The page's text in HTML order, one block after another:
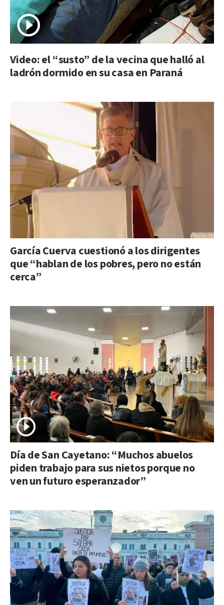
Video: el “susto” de la vecina que halló al
ladrón dormido en su casa en Paraná
García Cuerva cuestionó a los dirigentes
que “hablan de los pobres, pero no están
cerca”
Día de San Cayetano: “Muchos abuelos
piden trabajo para sus nietos porque no
ven un futuro esperanzador”